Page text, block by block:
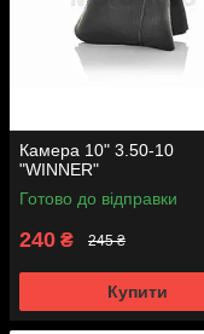
Камера 10" 3.50-10
"WINNER"
Готово до відправки
240 ₴ 245 ₴
Купити